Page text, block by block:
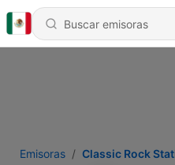
Emisoras Classic Rock